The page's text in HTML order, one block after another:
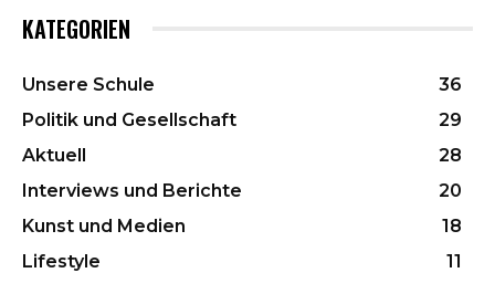
KATEGORIEN
Unsere Schule
36
Politik und Gesellschaft
29
Aktuell
28
Interviews und Berichte
20
Kunst und Medien
18
Lifestyle
11